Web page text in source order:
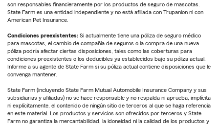
son responsables financieramente por los productos de seguro de mascotas.
State Farm es una entidad independiente y no está afiliada con Trupanion ni con
American Pet Insurance.
Condiciones preexistentes: Si actualmente tiene una póliza de seguro médico
para mascotas, el cambio de compañía de seguros o la compra de una nueva
póliza podría afectar ciertas disposiciones, tales como las coberturas para
condiciones preexistentes o los deducibles ya establecidos bajo su póliza actual.
Informe a su agente de State Farm si su póliza actual contiene disposiciones que le
convenga mantener.
State Farm (incluyendo State Farm Mutual Automobile Insurance Company y sus
subsidiarias y afiliadas) no se hace responsable y no respalda ni aprueba, implícita
ni explícitamente, el contenido de ningún sitio de terceros al que se haga referencia
en este material. Los productos y servicios son ofrecidos por terceros y State
Farm no garantiza la mercantabilidad, la idoneidad ni la calidad de los productos y